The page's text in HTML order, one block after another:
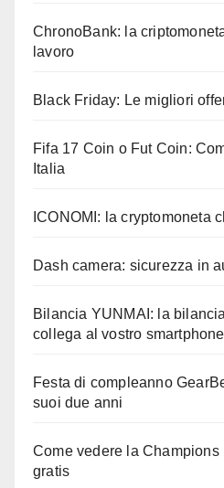
ChronoBank: la
lavoro
Black Friday: Le migliori
Fifa 17 Coin o Fut Coin:
Italia
ICONOMI: la cryptomoneta
Dash camera: sicurezza in
Bilancia YUNMAI: la
collega al vostro smartphone
Festa di compleanno
suoi due anni
Come vedere la
gratis